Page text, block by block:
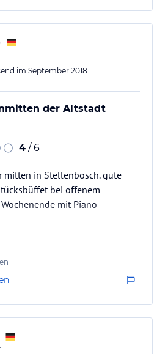
im September 2018
der Altstadt
4 / 6
mitten in Stellenbosch. gute
bei offenem
mit Piano-